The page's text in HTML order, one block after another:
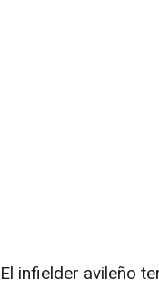
El infielder avileño